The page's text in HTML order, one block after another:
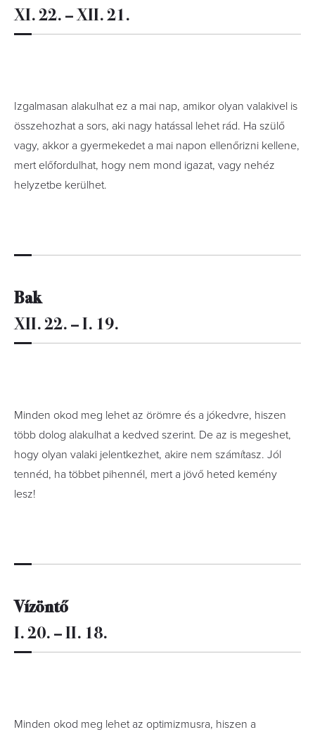
XI. 22. – XII. 21.
Izgalmasan alakulhat ez a mai nap, amikor olyan valakivel is
összehozhat a sors, aki nagy hatással lehet rád. Ha szülő
vagy, akkor a gyermekedet a mai napon ellenőrizni kellene,
mert előfordulhat, hogy nem mond igazat, vagy nehéz
helyzetbe kerülhet.
Bak
XII. 22. – I. 19.
Minden okod meg lehet az örömre és a jókedvre, hiszen
több dolog alakulhat a kedved szerint. De az is megeshet,
hogy olyan valaki jelentkezhet, akire nem számítasz. Jól
tennéd, ha többet pihennél, mert a jövő heted kemény
lesz!
Vízöntő
I. 20. – II. 18.
Minden okod meg lehet az optimizmusra, hiszen a